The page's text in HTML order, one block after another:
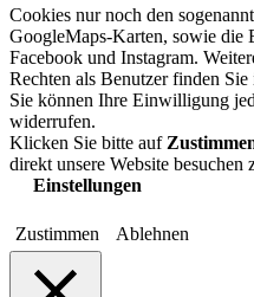
Cookies nur noch den
GoogleMaps-Karten, sowie die
Facebook und Instagram.
Rechten als Benutzer finden Sie
Sie können Ihre Einwilligung
widerrufen.
Klicken Sie bitte auf
direkt unsere Website besuchen
Einstellungen
Zustimmen Ablehnen